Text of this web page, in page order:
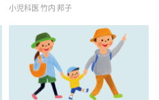
小児科医 竹内 邦子